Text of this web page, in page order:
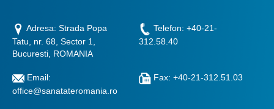
Adresa: Strada Popa
Tatu, nr. 68, Sector 1,
Bucuresti, ROMANIA
Telefon: +40-21-
312.58.40
Email:
office@sanatateromania.ro
Fax: +40-21-312.51.03